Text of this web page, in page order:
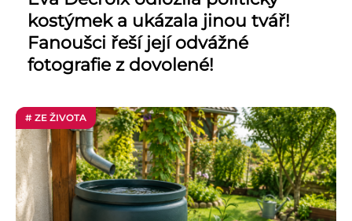
kostýmek a ukázala jinou tvář!
Fanoušci řeší její odvážné
fotografie z dovolené!
# ZE ŽIVOTA